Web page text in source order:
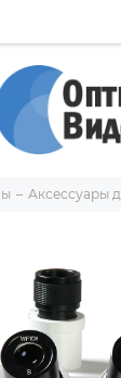
Аксессуары